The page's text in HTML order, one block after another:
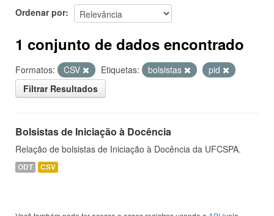
Ordenar por
1 conjunto de dados encontrado
Formatos: CSV Etiquetas: bolsistas
pid
Filtrar Resultados
Bolsistas de Iniciação à Docência
Relação de bolsistas de Iniciação à Docência da UFCSPA.
ODT CSV